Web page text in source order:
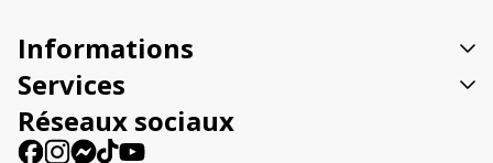
i
v
e
:
Informations
Services
Réseaux sociaux